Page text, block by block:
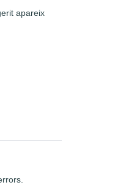
apareix